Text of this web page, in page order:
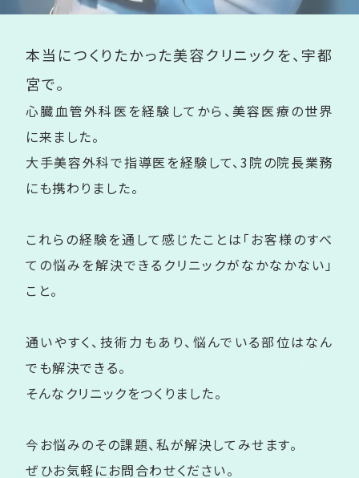
本当につくりたかった美容クリニックを、 宇都
宮で。
心臓血管外科医を経験してから、美容医療の世界
に来ました。
大手美容外科で指導医を経験して、3院の院長業務
にも携わりました。
これらの経験を通して感じたことは「お客様のすべ
ての悩みを解決できるクリニックがなかなかない」
こと。
通いやすく、技術力もあり、悩んでいる部位はなん
でも解決できる。
そんなクリニックをつくりました。
今お悩みのその課題、私が解決してみせます。
ぜひお気軽にお問合わせください。